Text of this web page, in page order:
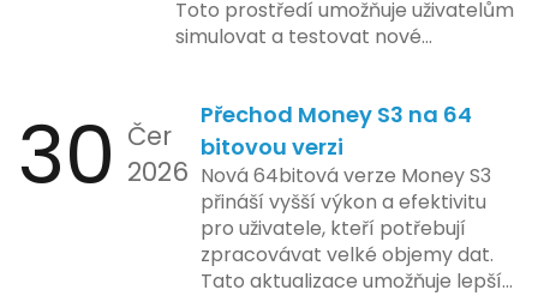
soukromí a ochrany dat uživatelů.
bezpečnost a ochranu spotřebitelů,
regulační orgány různých zemí jsou
na pozoru a sledují vývoj celého
případu velmi bedlivě. Vedení
společnosti zatím neposkytlo
podrobnější informace o
konkrétních záměrech či časové
ose zavedení této technologie.
Toto prostředí umožňuje uživatelům
simulovat a testovat nové
kontrolovaném prostředí. Uživatelé
mají možnost předem se seznámit s
aktualizacemi, a tím lépe připravit
své systémy na oficiální zavedení
nového systému.
30 Čer
2026
Přechod Money S3 na 64
bitovou verzi
Nová 64bitová verze Money S3
přináší vyšší výkon a efektivitu
pro uživatele, kteří potřebují
zpracovávat velké objemy dat.
Tato aktualizace umožňuje lepší